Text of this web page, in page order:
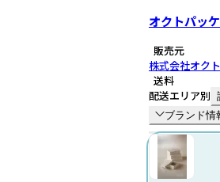
オクトパッ
販売元
株式会社オクト
送料
配送エリア別
ブランド情